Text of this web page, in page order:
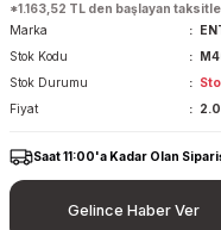
*1.163,52 TL den başlayan
Marka
Stok Kodu
Stok Durumu
Fiyat
Saat 11:00'a Kadar Olan
Gelince Haber Ver